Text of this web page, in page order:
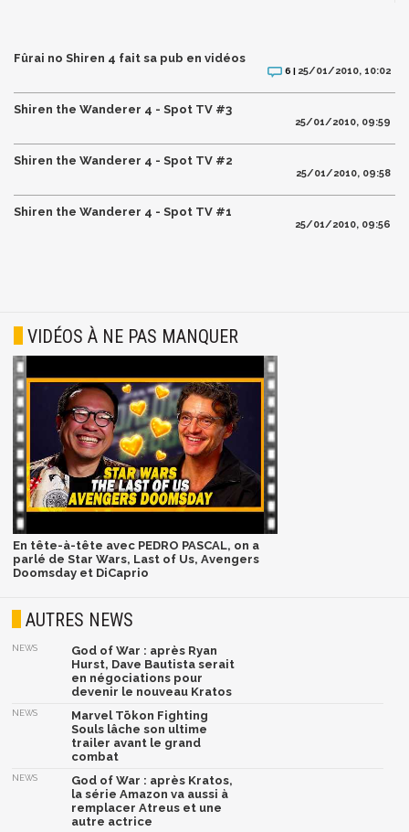
Fûrai no Shiren 4 fait sa pub en vidéos
6 | 25/01/2010, 10:02
Shiren the Wanderer 4 - Spot TV #3
25/01/2010, 09:59
Shiren the Wanderer 4 - Spot TV #2
25/01/2010, 09:58
Shiren the Wanderer 4 - Spot TV #1
25/01/2010, 09:56
VIDÉOS À NE PAS MANQUER
En tête-à-tête avec PEDRO PASCAL, on a
parlé de Star Wars, Last of Us, Avengers
Doomsday et DiCaprio
AUTRES NEWS
NEWS
God of War : après Ryan
Hurst, Dave Bautista serait
en négociations pour
devenir le nouveau Kratos
NEWS
Marvel Tōkon Fighting
Souls lâche son ultime
trailer avant le grand
combat
NEWS
God of War : après Kratos,
la série Amazon va aussi à
remplacer Atreus et une
autre actrice